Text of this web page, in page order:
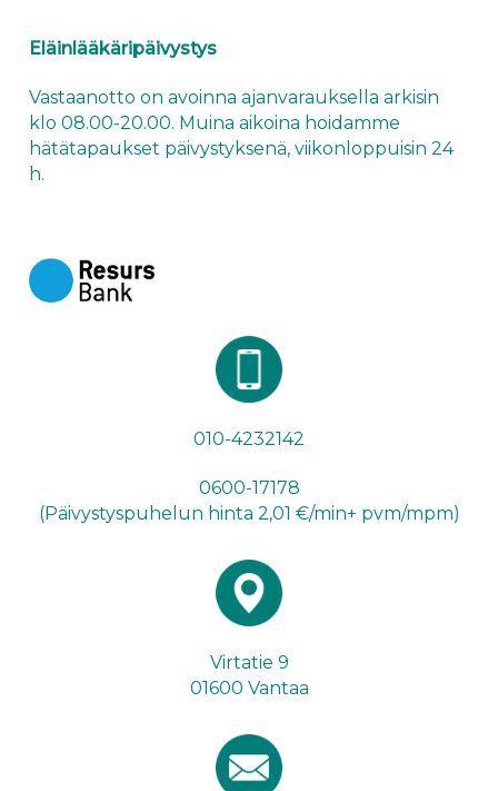
Eläinlääkäripäivystys
Vastaanotto on avoinna ajanvarauksella arkisin
klo 08.00-20.00. Muina aikoina hoidamme
hätätapaukset päivystyksenä, viikonloppuisin 24
h.
010-4232142
0600-17178
(Päivystyspuhelun hinta 2,01 €/min+ pvm/mpm)
Virtatie 9
01600 Vantaa